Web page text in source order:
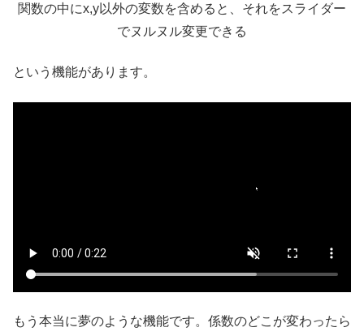
関数の中にx,y以外の変数を含めると、それをスライダー
でヌルヌル変更できる
という機能があります。
もう本当に夢のような機能です。係数のどこが変わったら